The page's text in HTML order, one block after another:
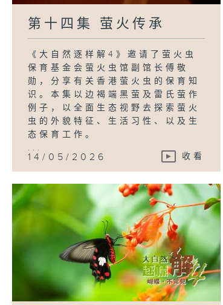
第十四集 萤火传承
《大自然逐样解4》邀请了萤火虫
保育基金会萤火虫馆副馆长傅敬
勋，分享有关香港萤火虫的保育知
识。本集以边褐端黑萤及雷氏萤作
例子，以全面生态视野去探索萤火
虫的外貌特征、生活习性、以及生
态保育工作。
...
14/05/2026 收看